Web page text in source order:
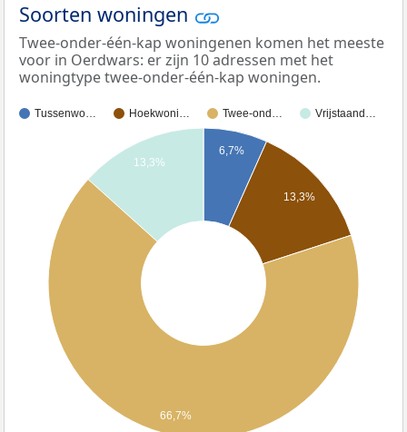
Soorten woningen
Twee-onder-één-kap woningenen komen het meeste
voor in Oerdwars: er zijn 10 adressen met het
woningtype twee-onder-één-kap woningen.
Tussenwo… Hoekwoni… Twee-ond… Vrijstaand…
6,7%
13,3%
13,3%
66,7%